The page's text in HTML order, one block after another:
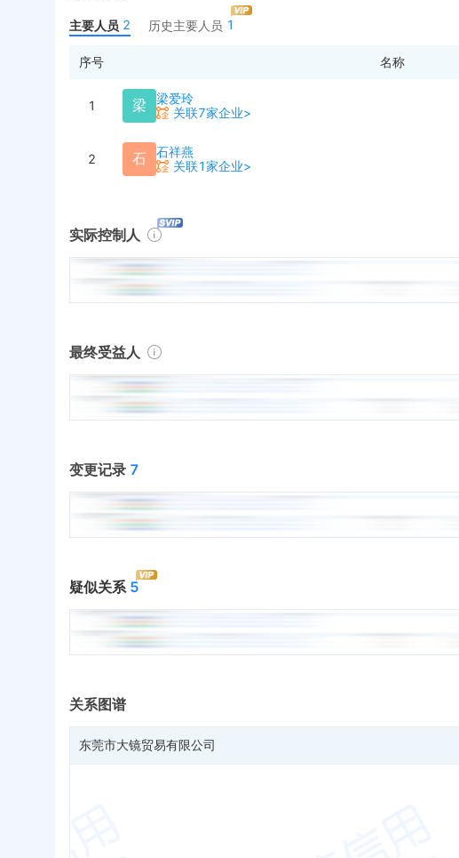
主要人员 2 历史主要人员 1
序号 名称
1 梁
梁爱玲
关联7家企业>
2 石
石祥燕
关联1家企业>
实际控制人
最终受益人
变更记录 7
疑似关系 5
关系图谱
东莞市大镜贸易有限公司